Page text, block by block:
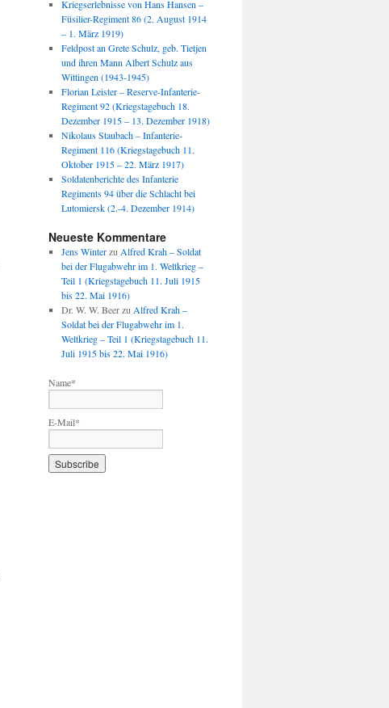
Kriegserlebnisse von Hans Hansen –
Füsilier-Regiment 86 (2. August 1914
– 1. März 1919)
Feldpost an Grete Schulz, geb. Tietjen
und ihren Mann Albert Schulz aus
Wittingen (1943-1945)
Florian Leister – Reserve-Infanterie-
Regiment 92 (Kriegstagebuch 18.
Dezember 1915 – 13. Dezember 1918)
Nikolaus Staubach – Infanterie-
Regiment 116 (Kriegstagebuch 11.
Oktober 1915 – 22. März 1917)
Soldatenberichte des Infanterie
Regiments 94 über die Schlacht bei
Lutomiersk (2.-4. Dezember 1914)
Neueste Kommentare
Jens Winterzu Alfred Krah – Soldat
bei der Flugabwehr im 1. Weltkrieg –
Teil 1 (Kriegstagebuch 11. Juli 1915
bis 22. Mai 1916)
Dr. W. W. Beerzu Alfred Krah –
Soldat bei der Flugabwehr im 1.
Weltkrieg – Teil 1 (Kriegstagebuch 11.
Juli 1915 bis 22. Mai 1916)
Name*
E-Mail*